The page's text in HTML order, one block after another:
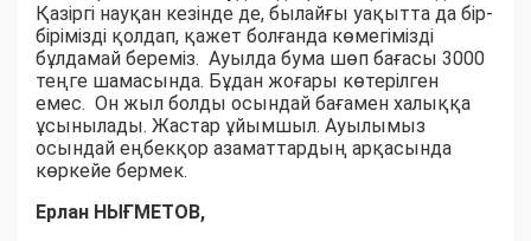
Қазіргі науқан кезінде де, былайғы уақытта да бір-
бірімізді қолдап, қажет болғанда көмегімізді
бұлдамай береміз. Ауылда бума шөп бағасы 3000
теңге шамасында. Бұдан жоғары көтерілген
емес. Он жыл болды осындай бағамен халыққа
ұсынылады. Жастар ұйымшыл. Ауылымыз
осындай еңбекқор азаматтардың арқасында
көркейе бермек.
Ерлан НЫҒМЕТОВ,